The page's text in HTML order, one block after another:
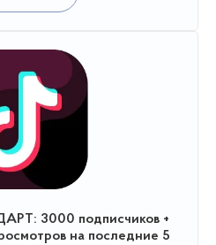
3000 подписчиков +
на последние 5